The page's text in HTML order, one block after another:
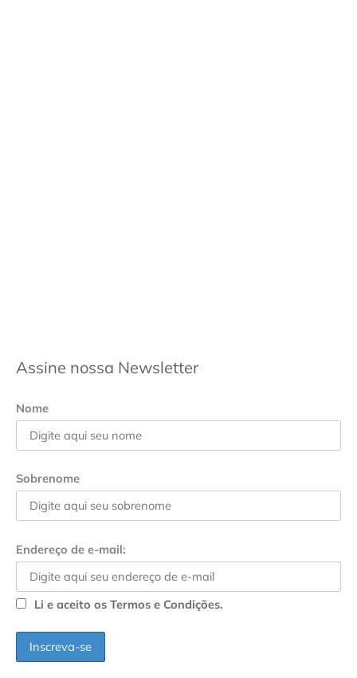
Assine nossa Newsletter
Nome
Sobrenome
Endereço de e-mail:
Li e aceito os Termos e Condições.